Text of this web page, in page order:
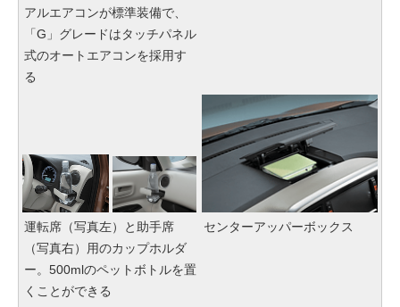
アルエアコンが標準装備で、
「G」グレードはタッチパネル
式のオートエアコンを採用す
る
運転席（写真左）と助手席
（写真右）用のカップホルダ
ー。500mlのペットボトルを置
くことができる
センターアッパーボックス